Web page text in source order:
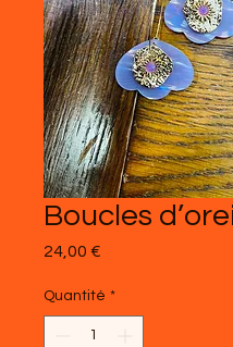
Boucles
24,00 €
Quantité *